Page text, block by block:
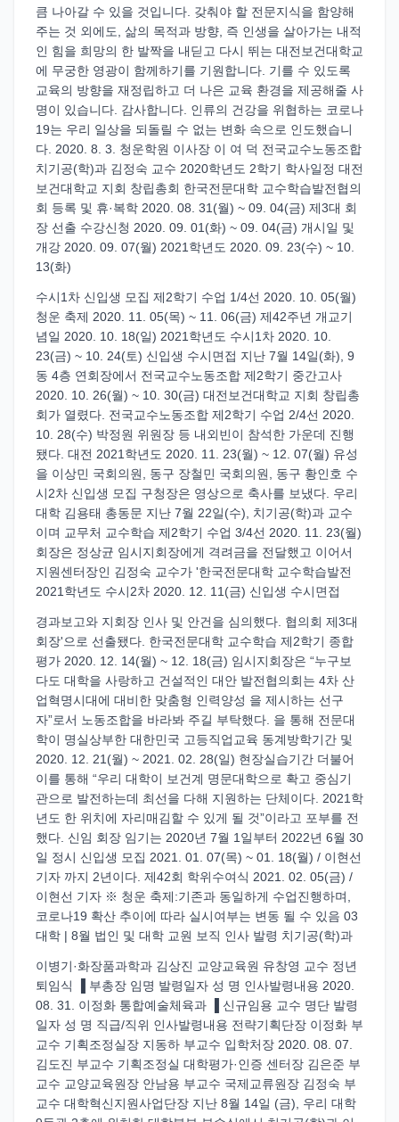
큼 나아갈 수 있을 것입니다. 갖춰야 할 전문지식을 함양해
주는 것 외에도, 삶의 목적과 방향, 즉 인생을 살아가는 내적
인 힘을 희망의 한 발짝을 내딛고 다시 뛰는 대전보건대학교
에 무궁한 영광이 함께하기를 기원합니다. 기를 수 있도록
교육의 방향을 재정립하고 더 나은 교육 환경을 제공해줄 사
명이 있습니다. 감사합니다. 인류의 건강을 위협하는 코로나
19는 우리 일상을 되돌릴 수 없는 변화 속으로 인도했습니
다. 2020. 8. 3. 청운학원 이사장 이 여 덕 전국교수노동조합
치기공(학)과 김정숙 교수 2020학년도 2학기 학사일정 대전
보건대학교 지회 창립총회 한국전문대학 교수학습발전협의
회 등록 및 휴·복학 2020. 08. 31(월) ~ 09. 04(금) 제3대 회
장 선출 수강신청 2020. 09. 01(화) ~ 09. 04(금) 개시일 및
개강 2020. 09. 07(월) 2021학년도 2020. 09. 23(수) ~ 10.
13(화)
수시1차 신입생 모집 제2학기 수업 1/4선 2020. 10. 05(월)
청운 축제 2020. 11. 05(목) ~ 11. 06(금) 제42주년 개교기
념일 2020. 10. 18(일) 2021학년도 수시1차 2020. 10.
23(금) ~ 10. 24(토) 신입생 수시면접 지난 7월 14일(화), 9
동 4층 연회장에서 전국교수노동조합 제2학기 중간고사
2020. 10. 26(월) ~ 10. 30(금) 대전보건대학교 지회 창립총
회가 열렸다. 전국교수노동조합 제2학기 수업 2/4선 2020.
10. 28(수) 박정원 위원장 등 내외빈이 참석한 가운데 진행
됐다. 대전 2021학년도 2020. 11. 23(월) ~ 12. 07(월) 유성
을 이상민 국회의원, 동구 장철민 국회의원, 동구 황인호 수
시2차 신입생 모집 구청장은 영상으로 축사를 보냈다. 우리
대학 김용태 총동문 지난 7월 22일(수), 치기공(학)과 교수
이며 교무처 교수학습 제2학기 수업 3/4선 2020. 11. 23(월)
회장은 정상균 임시지회장에게 격려금을 전달했고 이어서
지원센터장인 김정숙 교수가 '한국전문대학 교수학습발전
2021학년도 수시2차 2020. 12. 11(금) 신입생 수시면접
경과보고와 지회장 인사 및 안건을 심의했다. 협의회 제3대
회장'으로 선출됐다. 한국전문대학 교수학습 제2학기 종합
평가 2020. 12. 14(월) ~ 12. 18(금) 임시지회장은 “누구보
다도 대학을 사랑하고 건설적인 대안 발전협의회는 4차 산
업혁명시대에 대비한 맞춤형 인력양성 을 제시하는 선구
자”로서 노동조합을 바라봐 주길 부탁했다. 을 통해 전문대
학이 명실상부한 대한민국 고등직업교육 동계방학기간 및
2020. 12. 21(월) ~ 2021. 02. 28(일) 현장실습기간 더불어
이를 통해 “우리 대학이 보건계 명문대학으로 확고 중심기
관으로 발전하는데 최선을 다해 지원하는 단체이다. 2021학
년도 한 위치에 자리매김할 수 있게 될 것”이라고 포부를 전
했다. 신임 회장 임기는 2020년 7월 1일부터 2022년 6월 30
일 정시 신입생 모집 2021. 01. 07(목) ~ 01. 18(월) / 이현선
기자 까지 2년이다. 제42회 학위수여식 2021. 02. 05(금) /
이현선 기자 ※ 청운 축제:기존과 동일하게 수업진행하며,
코로나19 확산 추이에 따라 실시여부는 변동 될 수 있음 03
대학 | 8월 법인 및 대학 교원 보직 인사 발령 치기공(학)과
이병기·화장품과학과 김상진 교양교육원 유창영 교수 정년
퇴임식 ▐ 부총장 임명 발령일자 성 명 인사발령내용 2020.
08. 31. 이정화 통합예술체육과 ▐ 신규임용 교수 명단 발령
일자 성 명 직급/직위 인사발령내용 전략기획단장 이정화 부
교수 기획조정실장 지동하 부교수 입학처장 2020. 08. 07.
김도진 부교수 기획조정실 대학평가·인증 센터장 김은준 부
교수 교양교육원장 안남용 부교수 국제교류원장 김정숙 부
교수 대학혁신지원사업단장 지난 8월 14일 (금), 우리 대학